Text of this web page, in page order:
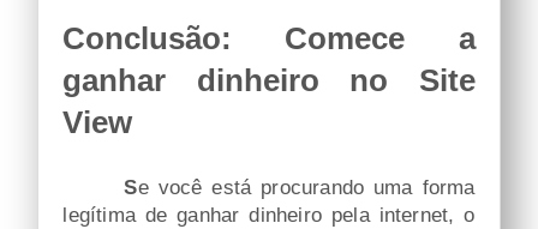
Conclusão: Comece a
ganhar dinheiro no Site
View
Se você está procurando uma forma
legítima de ganhar dinheiro pela internet, o